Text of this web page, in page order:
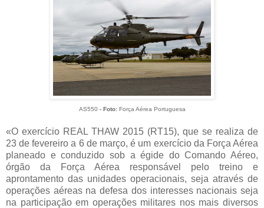
AS550 - Foto:Força Aérea Portuguesa
«O exercício REAL THAW 2015 (RT15), que se realiza de
23 de fevereiro a 6 de março, é um exercício da Força Aérea
planeado e conduzido sob a égide do Comando Aéreo,
órgão da Força Aérea responsável pelo treino e
aprontamento das unidades operacionais, seja através de
operações aéreas na defesa dos interesses nacionais seja
na participação em operações militares nos mais diversos